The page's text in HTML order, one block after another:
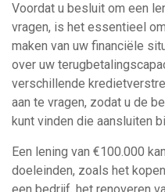
Voordat u besluit om een
vragen, is het essentieel
maken van uw financiële
over uw
verschillende
aan te vragen, zodat u de
kunt vinden die aansluiten
Een lening van €100.000
doeleinden, zoals het